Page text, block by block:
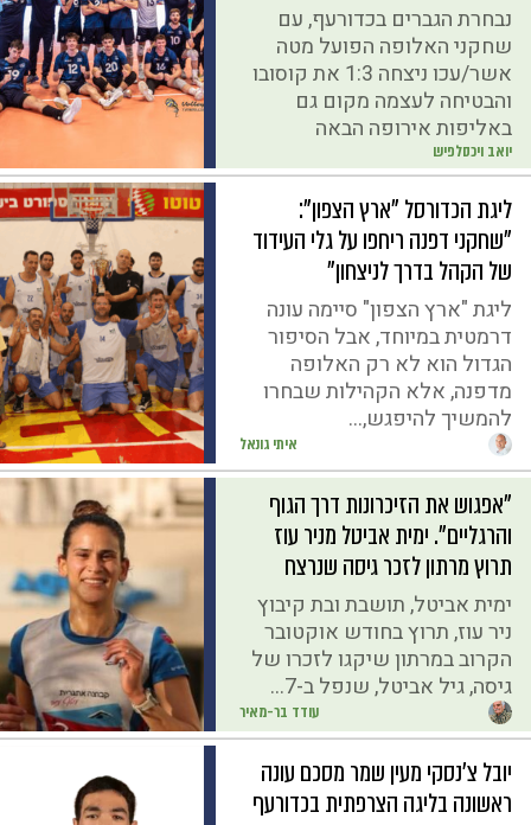
יואב ויכסלפיש
נבחרת הגברים בכדורעף, עם
שחקני האלופה הפועל מטה
אשר/עכו ניצחה 1:3 את קוסובו
והבטיחה לעצמה מקום גם
באליפות אירופה הבאה
איתי גונאל
ליגת הכדורסל "ארץ הצפון":
”שחקני דפנה ריחפו על גלי העידוד
של הקהל בדרך לניצחון"
ליגת "ארץ הצפון" סיימה עונה
דרמטית במיוחד, אבל הסיפור
הגדול הוא לא רק האלופה
מדפנה, אלא הקהילות שבחרו
להמשיך להיפגש,...
עודד בר-מאיר
"אפגוש את הזיכרונות דרך הגוף
והרגליים". ימית אביטל מניר עוז
תרוץ מרתון לזכר גיסה שנרצח
ימית אביטל, תושבת ובת קיבוץ
ניר עוז, תרוץ בחודש אוקטובר
הקרוב במרתון שיקגו לזכרו של
גיסה, גיל אביטל, שנפל ב-7...
יובל צ'נסקי מעין שמר מסכם עונה
ראשונה בליגה הצרפתית בכדורעף